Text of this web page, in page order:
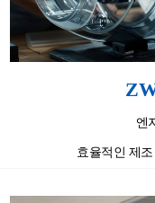
엔
효율적인 제